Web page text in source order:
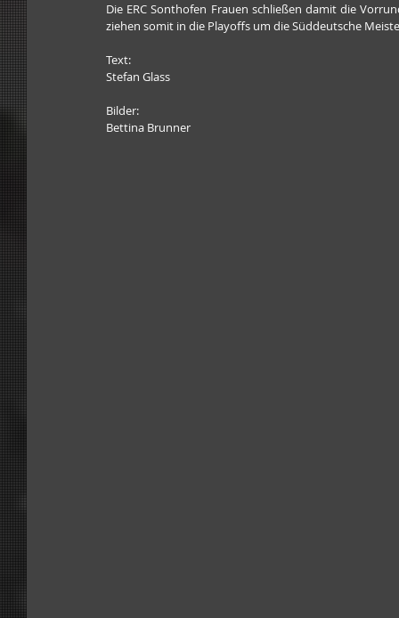
Die ERC Sonthofen Frauen schließen damit die
ziehen somit in die Playoffs um die Süddeutsche
Text:
Stefan Glass
Bilder:
Bettina Brunner